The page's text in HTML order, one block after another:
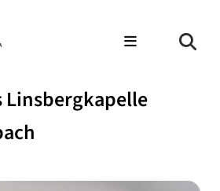
Linsbergkapelle